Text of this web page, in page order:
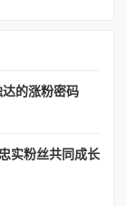
的涨粉密码
实粉丝共同成长